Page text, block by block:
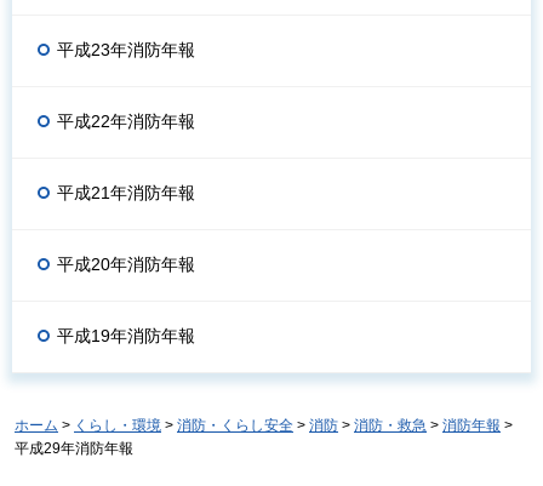
平成23年消防年報
平成22年消防年報
平成21年消防年報
平成20年消防年報
平成19年消防年報
ホーム > くらし・環境 > 消防・くらし安全 > 消防 > 消防・救急 > 消防年報 >
平成29年消防年報